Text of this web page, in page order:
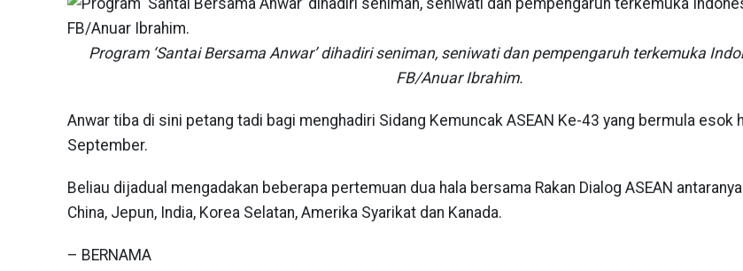
Program ‘Santai Bersama Anwar’ dihadiri seniman, seniwati dan pempengaruh terkemuka
FB/Anuar Ibrahim.
Anwar tiba di sini petang tadi bagi menghadiri Sidang Kemuncak ASEAN Ke-43 yang bermula esok
September.
Beliau dijadual mengadakan beberapa pertemuan dua hala bersama Rakan Dialog ASEAN
China, Jepun, India, Korea Selatan, Amerika Syarikat dan Kanada.
– BERNAMA